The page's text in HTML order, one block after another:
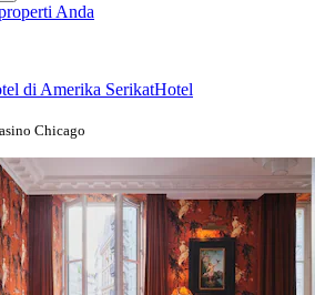
Anda
di Amerika SerikatHotel
Chicago